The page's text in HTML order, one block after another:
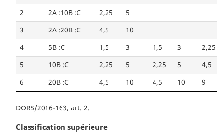
2
2A :10B :C 2,25
5
3
2A :20B :C 4,5
10
4
5B :C 1,5 3 1,5 3
2,25
5
10B :C 2,25 5 2,25 5
4,5
6
20B :C 4,5 10 4,5 10 9
DORS/2016-163, art. 2
N
Classification supérieure